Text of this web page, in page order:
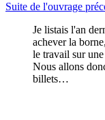
Suite de l'ouvrage
Je listais l'an
achever la
le travail sur une
Nous allons
billets…